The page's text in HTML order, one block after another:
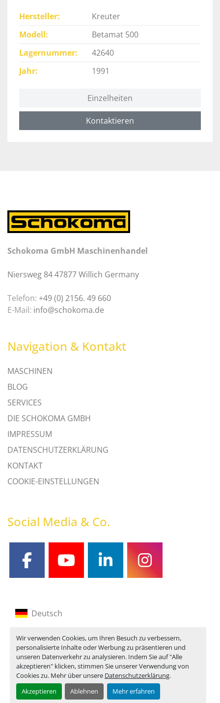
Wir verwenden Cookies, um Ihren Besuch zu verbessern,
personalisierte Inhalte oder Werbung zu präsentieren und
unseren Datenverkehr zu analysieren. Indem Sie auf "Alle
akzeptieren" klicken, stimmen Sie unserer Verwendung von
Cookies zu. Mehr über unsere Datenschutzerklärung.
Akzeptieren
Ablehnen Mehr erfahren
Hersteller
Kreuter
Modell
Betamat 500
Lagernummer
42640
Jahr
1991
Einzelheiten
Kontaktieren
Schokoma GmbH Maschinenhandel
Niersweg 84 47877 Willich Germany
Telefon: +49 (0) 2156. 49 660
E-Mail: info@schokoma.de
Navigation & Kontakt
MASCHINEN
BLOG
SERVICES
DIE SCHOKOMA GMBH
IMPRESSUM
DATENSCHUTZERKLÄRUNG
KONTAKT
COOKIE-EINSTELLUNGEN
Social Media & Co.
facebookyoutubelinkedininstagram
Deutsch
Englisch
Französisch